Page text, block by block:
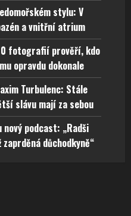
stylu: V
a vnitřní atrium
fotografií prověří, kdo
opravdu dokonale
Turbulenc: Stále
slávu mají za sebou
nový podcast: „Radši
důchodkyně“